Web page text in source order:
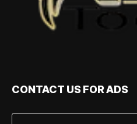
CONTACT US FOR ADS